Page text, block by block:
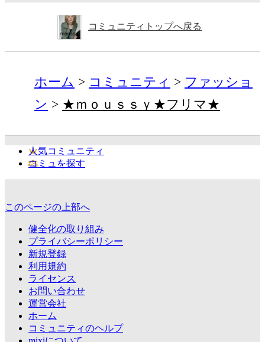
コミュニティトップへ戻る
ホーム コミュニティ
ファッショ
ン
★ｍｏｕｓｓｙ★フリマ★
人気コミュニティ
コミュを探す
このページの上部へ
健全化の取り組み
プライバシーポリシー
新規登録
利用規約
ライセンス
お問い合わせ
運営会社
ホーム
コミュニティのヘルプ